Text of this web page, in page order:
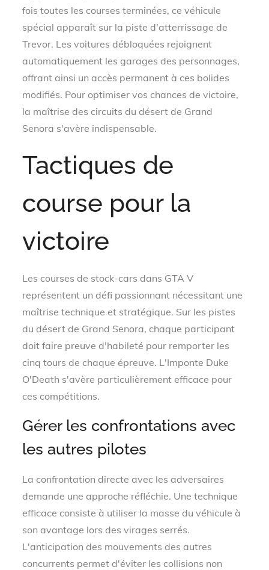
fois toutes les courses terminées, ce véhicule
spécial apparaît sur la piste d'atterrissage de
Trevor. Les voitures débloquées rejoignent
automatiquement les garages des personnages,
offrant ainsi un accès permanent à ces bolides
modifiés. Pour optimiser vos chances de victoire,
la maîtrise des circuits du désert de Grand
Senora s'avère indispensable.
Tactiques de
course pour la
victoire
Les courses de stock-cars dans GTA V
représentent un défi passionnant nécessitant une
maîtrise technique et stratégique. Sur les pistes
du désert de Grand Senora, chaque participant
doit faire preuve d'habileté pour remporter les
cinq tours de chaque épreuve. L'Imponte Duke
O'Death s'avère particulièrement efficace pour
ces compétitions.
Gérer les confrontations avec
les autres pilotes
La confrontation directe avec les adversaires
demande une approche réfléchie. Une technique
efficace consiste à utiliser la masse du véhicule à
son avantage lors des virages serrés.
L'anticipation des mouvements des autres
concurrents permet d'éviter les collisions non